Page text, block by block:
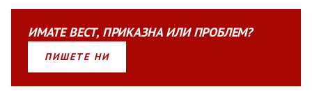
ИМАТЕВЕСТ, ПРИКАЗНАИЛИПРОБЛЕМ?
ПИШЕТЕ НИ